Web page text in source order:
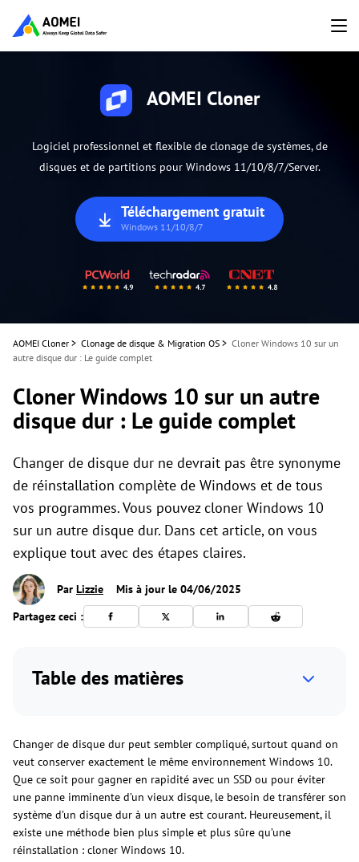
AOMEI Cloner
Logiciel professionnel et flexible de clonage de systèmes, de
disques et de partitions pour Windows 11/10/8/7/Server.
Téléchargement gratuit
Windows 11/10/8/7
AOMEI Cloner > Clonage de disque & Migration OS > Cloner Windows 10 sur un
autre disque dur : Le guide complet
Cloner Windows 10 sur un autre
disque dur : Le guide complet
Changer de disque dur ne devrait pas être synonyme
de réinstallation complète de Windows et de tous
vos programmes. Vous pouvez cloner Windows 10
sur un autre disque dur. Dans cet article, on vous
explique tout avec des étapes claires.
Par Lizzie
Mis à jour le 04/06/2025
Partagez ceci :
Table des matières
Changer de disque dur peut sembler compliqué, surtout quand on
veut conserver exactement le même environnement Windows 10.
Que ce soit pour gagner en rapidité avec un SSD ou pour éviter
une panne imminente d’un vieux disque, le besoin de transférer son
système d’un disque dur à un autre est courant. Heureusement, il
existe une méthode bien plus simple et plus sûre qu’une
réinstallation : cloner Windows 10.